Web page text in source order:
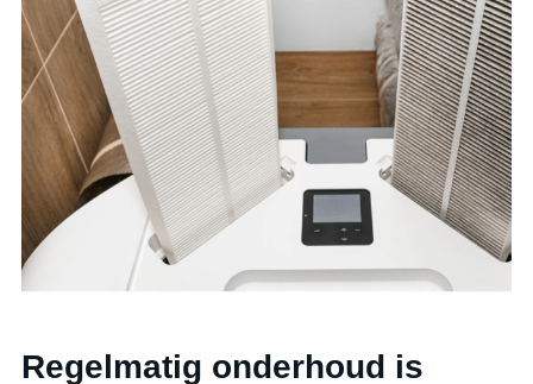
Regelmatig onderhoud is